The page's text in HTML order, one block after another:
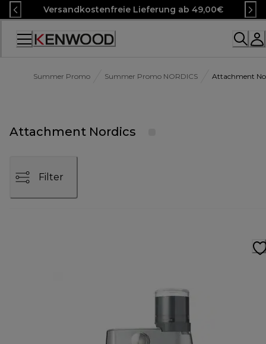
Skip
to
Content
Versandkostenfreie Lieferung ab 49,00€
Accessibility
Summer Promo Summer Promo NORDICS Attachment
Attachment Nordics
Filter